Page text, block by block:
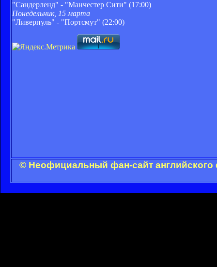
"Сандерленд" - "Манчестер Сити" (17:00)
Понедельник, 15 марта
"Ливерпуль" - "Портсмут" (22:00)
© Неофициальный фан-сайт английского